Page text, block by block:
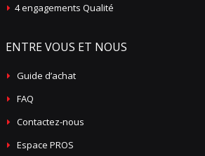
4 engagements Qualité
ENTRE VOUS ET NOUS
Guide d’achat
FAQ
Contactez-nous
Espace PROS